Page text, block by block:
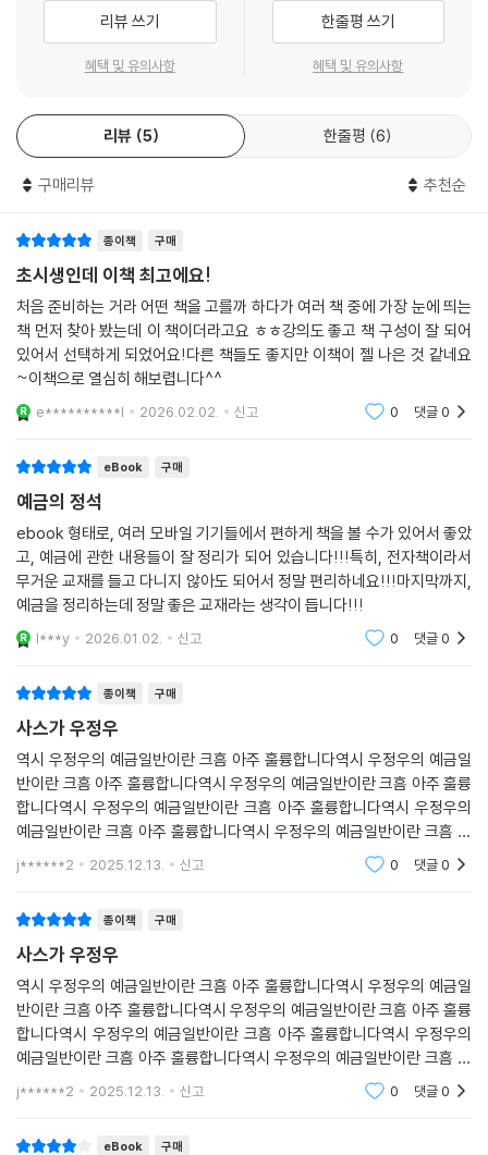
리뷰 쓰기
혜택 및 유의사항
한줄평 쓰기
혜택 및 유의사항
리뷰 5 한줄평 6
구매리뷰 추천순
종이책 구매
초시생인데 이책 최고에요!
처음 준비하는 거라 어떤 책을 고를까 하다가 여러 책 중에 가장 눈에 띄는
책 먼저 찾아 봤는데 이 책이더라고요 ㅎㅎ강의도 좋고 책 구성이 잘 되어
있어서 선택하게 되었어요!다른 책들도 좋지만 이책이 젤 나은 것 같네요
~이책으로 열심히 해보렵니다^^
e**********l 2026.02.02. 신고 0 댓글0
eBook 구매
예금의 정석
ebook 형태로, 여러 모바일 기기들에서 편하게 책을 볼 수가 있어서 좋았
고, 예금에 관한 내용들이 잘 정리가 되어 있습니다!!!특히, 전자책이라서
무거운 교재를 들고 다니지 않아도 되어서 정말 편리하네요!!!마지막까지,
예금을 정리하는데 정말 좋은 교재라는 생각이 듭니다!!!
l***y 2026.01.02. 신고 0 댓글0
종이책 구매
사스가 우정우
역시 우정우의 예금일반이란 크흠 아주 훌륭합니다역시 우정우의 예금일
반이란 크흠 아주 훌륭합니다역시 우정우의 예금일반이란 크흠 아주 훌륭
합니다역시 우정우의 예금일반이란 크흠 아주 훌륭합니다역시 우정우의
예금일반이란 크흠 아주 훌륭합니다역시 우정우의 예금일반이란 크흠 아
주 훌륭합니다
j******2 2025.12.13. 신고 0 댓글0
종이책 구매
사스가 우정우
역시 우정우의 예금일반이란 크흠 아주 훌륭합니다역시 우정우의 예금일
반이란 크흠 아주 훌륭합니다역시 우정우의 예금일반이란 크흠 아주 훌륭
합니다역시 우정우의 예금일반이란 크흠 아주 훌륭합니다역시 우정우의
예금일반이란 크흠 아주 훌륭합니다역시 우정우의 예금일반이란 크흠 아
주 훌륭합니다
j******2 2025.12.13. 신고 0 댓글0
eBook 구매